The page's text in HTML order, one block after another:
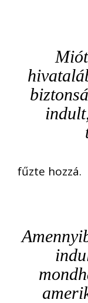
fűzte hozzá.